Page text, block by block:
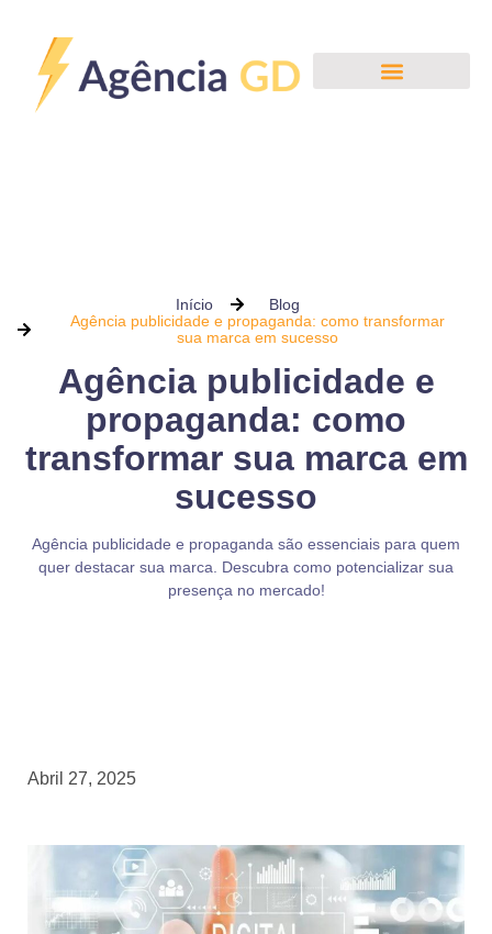
Início
Blog
Agência publicidade e propaganda: como transformar
sua marca em sucesso
Agência publicidade e
propaganda: como
transformar sua marca em
sucesso
Agência publicidade e propaganda são essenciais para quem
quer destacar sua marca. Descubra como potencializar sua
presença no mercado!
Abril 27, 2025